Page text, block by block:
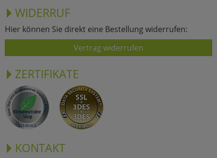
WIDERRUF
Hier können Sie direkt eine Bestellung widerrufen:
Vertrag widerrufen
ZERTIFIKATE
KONTAKT
Marketing
Cookies
Cookies
Einstellungen speichern
zurück